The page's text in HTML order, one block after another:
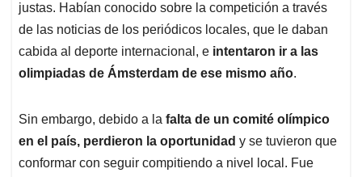
justas. Habían conocido sobre la competición a través
de las noticias de los periódicos locales, que le daban
cabida al deporte internacional, e intentaron ir a las
olimpiadas de Ámsterdam de ese mismo año.
Sin embargo, debido a la falta de un comité olímpico
en el país, perdieron la oportunidad y se tuvieron que
conformar con seguir compitiendo a nivel local. Fue